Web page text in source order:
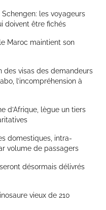
les voyageurs
doivent être fichés
Maroc maintient son
des visas des demandeurs
l’incompréhension à
d’Afrique, lègue un tiers
domestiques, intra-
volume de passagers
désormais délivrés
vieux de 210